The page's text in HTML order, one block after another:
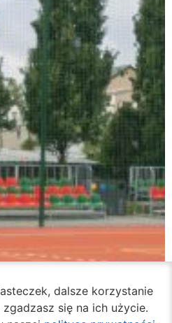
dalsze korzystanie
się na ich użycie.